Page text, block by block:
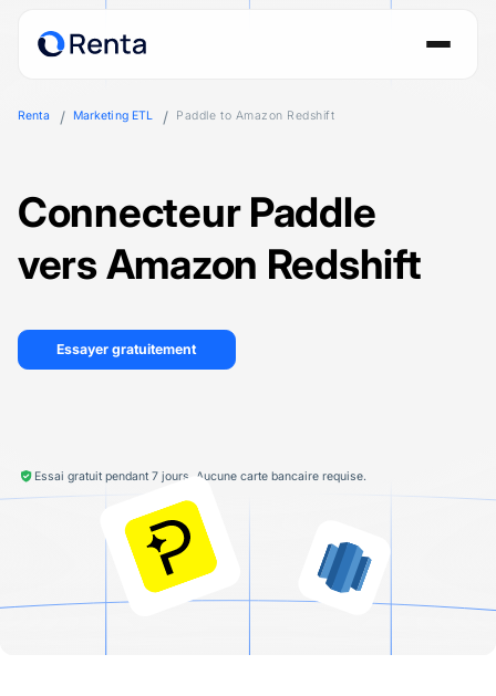
Renta Marketing ETL Paddle to Amazon Redshift
Connecteur Paddle
vers Amazon Redshift
Essayer gratuitement
Essai gratuit pendant 7 jours. Aucune carte bancaire requise.